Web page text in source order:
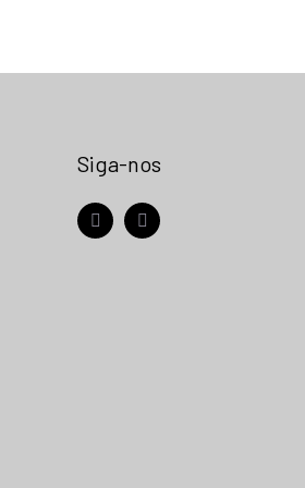
Siga-nos